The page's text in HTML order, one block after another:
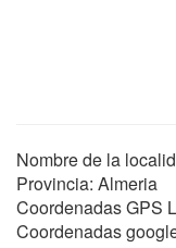
Nombre de la
Provincia: Almeria
Coordenadas GPS
Coordenadas